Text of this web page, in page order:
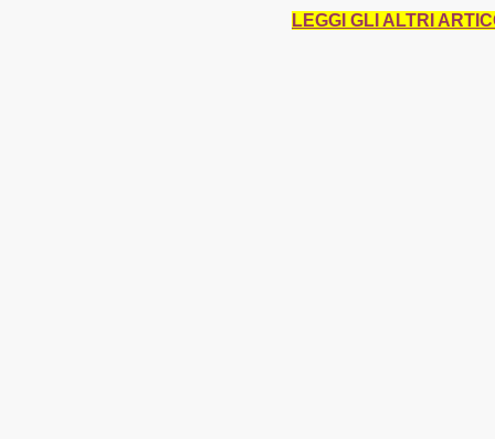
LEGGI GLI ALTRI